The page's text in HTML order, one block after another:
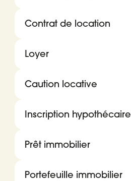
Contrat de location
Loyer
Caution locative
Inscription hypothécaire
Prêt immobilier
Portefeuille immobilier